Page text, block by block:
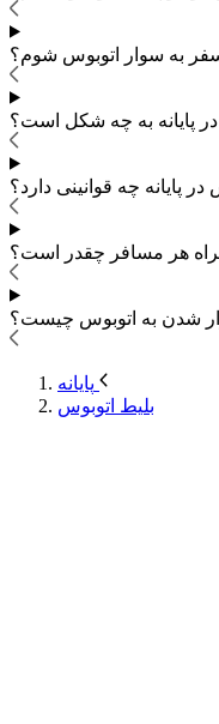
به سوار اتوبوس شوم؟
در پایانه به چه شکل است؟
در پایانه چه قوانینی دارد؟
هر مسافر چقدر است؟
شدن به اتوبوس چیست؟
بلیط اتوبوس